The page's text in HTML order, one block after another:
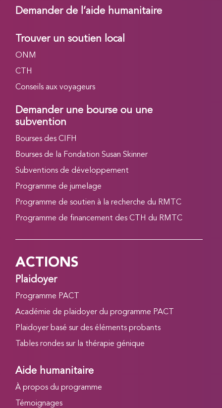
Demander de l’aide humanitaire
Trouver un soutien local
ONM
CTH
Conseils aux voyageurs
Demander une bourse ou une
subvention
Bourses des CIFH
Bourses de la Fondation Susan Skinner
Subventions de développement
Programme de jumelage
Programme de soutien à la recherche du RMTC
Programme de financement des CTH du RMTC
ACTIONS
Plaidoyer
Programme PACT
Académie de plaidoyer du programme PACT
Plaidoyer basé sur des éléments probants
Tables rondes sur la thérapie génique
Aide humanitaire
À propos du programme
Témoignages